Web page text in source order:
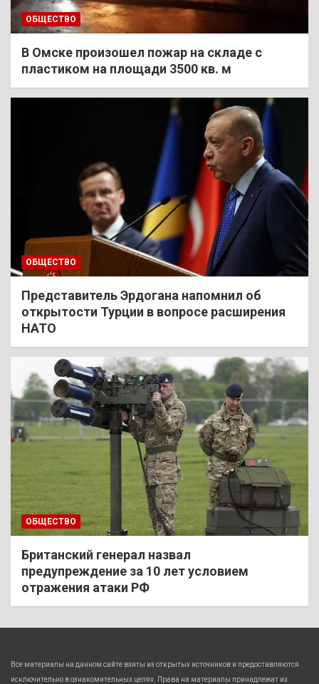
ОБЩЕСТВО
В Омске произошел пожар на складе с
пластиком на площади 3500 кв. м
ОБЩЕСТВО
Представитель Эрдогана напомнил об
открытости Турции в вопросе расширения
НАТО
ОБЩЕСТВО
Британский генерал назвал
предупреждение за 10 лет условием
отражения атаки РФ
Все материалы на данном сайте взяты из открытых источников и предоставляются
исключительно в ознакомительных целях. Права на материалы принадлежат их